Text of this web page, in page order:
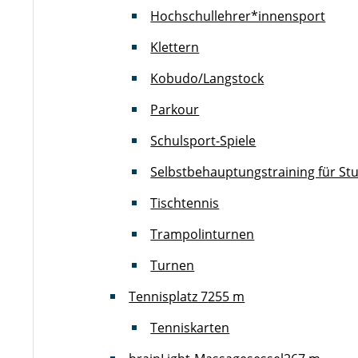
Hochschullehrer*innensport
Klettern
Kobudo/Langstock
Parkour
Schulsport-Spiele
Selbstbehauptungstraining für
Tischtennis
Trampolinturnen
Turnen
Tennisplatz 7255 m
Tenniskarten